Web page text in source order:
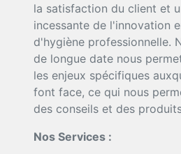
la satisfaction du client et
incessante de l'innovation
d'hygiène professionnelle.
de longue date nous
les enjeux spécifiques
font face, ce qui nous
des conseils et des
Nos Services :